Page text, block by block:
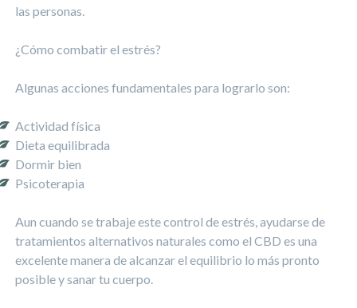
las personas.
¿Cómo combatir el estrés?
Algunas acciones fundamentales para lograrlo son:
Actividad física
Dieta equilibrada
Dormir bien
Psicoterapia
Aun cuando se trabaje este control de estrés, ayudarse de
tratamientos alternativos naturales como el CBD es una
excelente manera de alcanzar el equilibrio lo más pronto
posible y sanar tu cuerpo.